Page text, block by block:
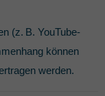
(z. B. YouTube-
können
werden.